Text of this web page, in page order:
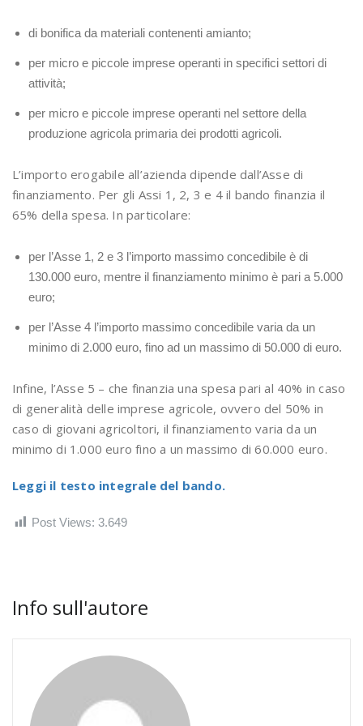
di bonifica da materiali contenenti amianto;
per micro e piccole imprese operanti in specifici settori di
attività;
per micro e piccole imprese operanti nel settore della
produzione agricola primaria dei prodotti agricoli.
L’importo erogabile all’azienda dipende dall’Asse di
finanziamento. Per gli Assi 1, 2, 3 e 4 il bando finanzia il
65% della spesa. In particolare:
per l’Asse 1, 2 e 3 l’importo massimo concedibile è di
130.000 euro, mentre il finanziamento minimo è pari a 5.000
euro;
per l’Asse 4 l’importo massimo concedibile varia da un
minimo di 2.000 euro, fino ad un massimo di 50.000 di euro.
Infine, l’Asse 5 – che finanzia una spesa pari al 40% in caso
di generalità delle imprese agricole, ovvero del 50% in
caso di giovani agricoltori, il finanziamento varia da un
minimo di 1.000 euro fino a un massimo di 60.000 euro.
Leggi il testo integrale del bando.
Post Views: 3.649
Info sull'autore